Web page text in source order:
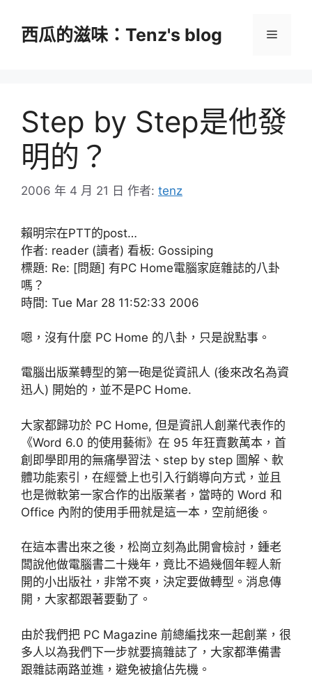
西瓜的滋味：Tenz's blog 選
Step by Step是他發
明的？
2006 年 4 月 21 日 作者: tenz
賴明宗在PTT的post…
作者: reader (讀者) 看板: Gossiping
標題: Re: [問題] 有PC Home電腦家庭雜誌的八卦
嗎？
時間: Tue Mar 28 11:52:33 2006
嗯，沒有什麼 PC Home 的八卦，只是說點事。
電腦出版業轉型的第一砲是從資訊人 (後來改名為資
迅人) 開始的，並不是PC Home.
大家都歸功於 PC Home, 但是資訊人創業代表作的
《Word 6.0 的使用藝術》在 95 年狂賣數萬本，首
創即學即用的無痛學習法、step by step 圖解、軟
體功能索引，在經營上也引入行銷導向方式，並且
也是微軟第一家合作的出版業者，當時的 Word 和
Office 內附的使用手冊就是這一本，空前絕後。
在這本書出來之後，松崗立刻為此開會檢討，鍾老
闆說他做電腦書二十幾年，竟比不過幾個年輕人新
開的小出版社，非常不爽，決定要做轉型。消息傳
開，大家都跟著要動了。
由於我們把 PC Magazine 前總編找來一起創業，很
多人以為我們下一步就要搞雜誌了，大家都準備書
跟雜誌兩路並進，避免被搶佔先機。